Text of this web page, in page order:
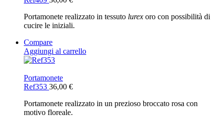
Portamonete realizzato in tessuto lurex oro con possibilità di
cucire le iniziali.
Compare
Aggiungi al carrello
Portamonete
Ref353 36,00 €
Portamonete realizzato in un prezioso broccato rosa con
motivo floreale.